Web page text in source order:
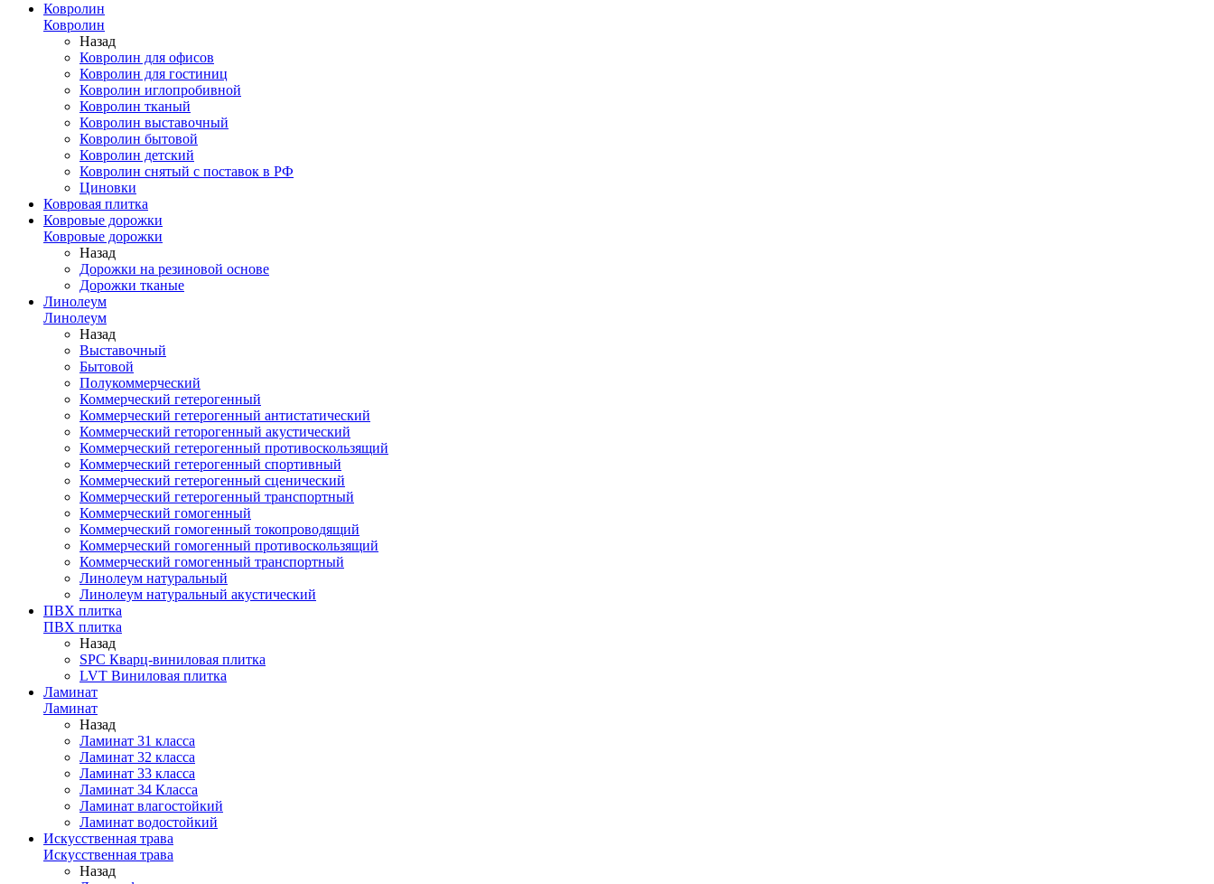
Ковролин
Ковролин
Назад
Ковролин для офисов
Ковролин для гостиниц
Ковролин иглопробивной
Ковролин тканый
Ковролин выставочный
Ковролин бытовой
Ковролин детский
Ковролин снятый с поставок в РФ
Циновки
Ковровая плитка
Ковровые дорожки
Ковровые дорожки
Назад
Дорожки на резиновой основе
Дорожки тканые
Линолеум
Линолеум
Назад
Выставочный
Бытовой
Полукоммерческий
Коммерческий гетерогенный
Коммерческий гетерогенный антистатический
Коммерческий геторогенный акустический
Коммерческий гетерогенный противоскользящий
Коммерческий гетерогенный спортивный
Коммерческий гетерогенный сценический
Коммерческий гетерогенный транспортный
Коммерческий гомогенный
Коммерческий гомогенный токопроводящий
Коммерческий гомогенный противоскользящий
Коммерческий гомогенный транспортный
Линолеум натуральный
Линолеум натуральный акустический
ПВХ плитка
ПВХ плитка
Назад
SPC Кварц-виниловая плитка
LVT Виниловая плитка
Ламинат
Ламинат
Назад
Ламинат 31 класса
Ламинат 32 класса
Ламинат 33 класса
Ламинат 34 Класса
Ламинат влагостойкий
Ламинат водостойкий
Искусственная трава
Искусственная трава
Назад